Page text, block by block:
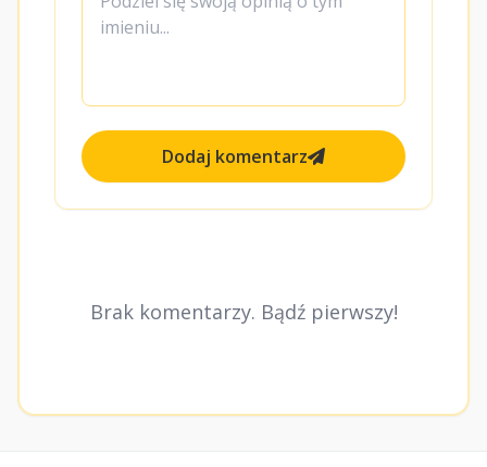
Dodaj komentarz
Brak komentarzy. Bądź pierwszy!